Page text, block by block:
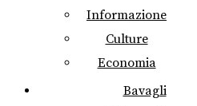
Informazione
Culture
Economia
Bavagli